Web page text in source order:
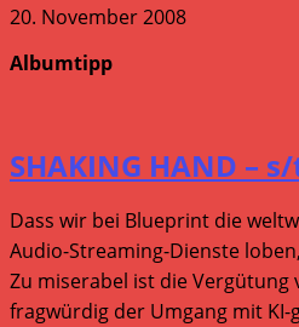
20. November 2008
Albumtipp
SHAKING HAND –
Dass wir bei Blueprint die
Audio-Streaming-Dienste
Zu miserabel ist die Vergütung
fragwürdig der Umgang mit